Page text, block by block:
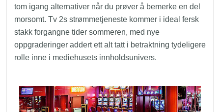
tom igang alternativer når du prøver å bemerke en del
morsomt. Tv 2s strømmetjeneste kommer i ideal fersk
stakk forgangne tider sommeren, med nye
oppgraderinger addert ett alt tatt i betraktning tydeligere
rolle inne i mediehusets innholdsunivers.